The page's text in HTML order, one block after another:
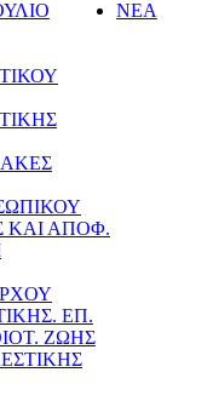
ΝΕΑ
ΚΑΙ ΑΠΟΦ.
ΕΠ.
ΖΩΗΣ